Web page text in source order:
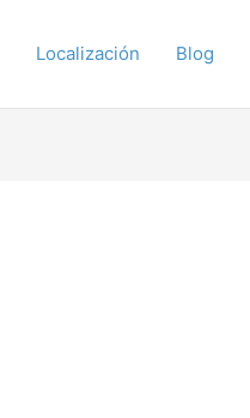
Localización Blog